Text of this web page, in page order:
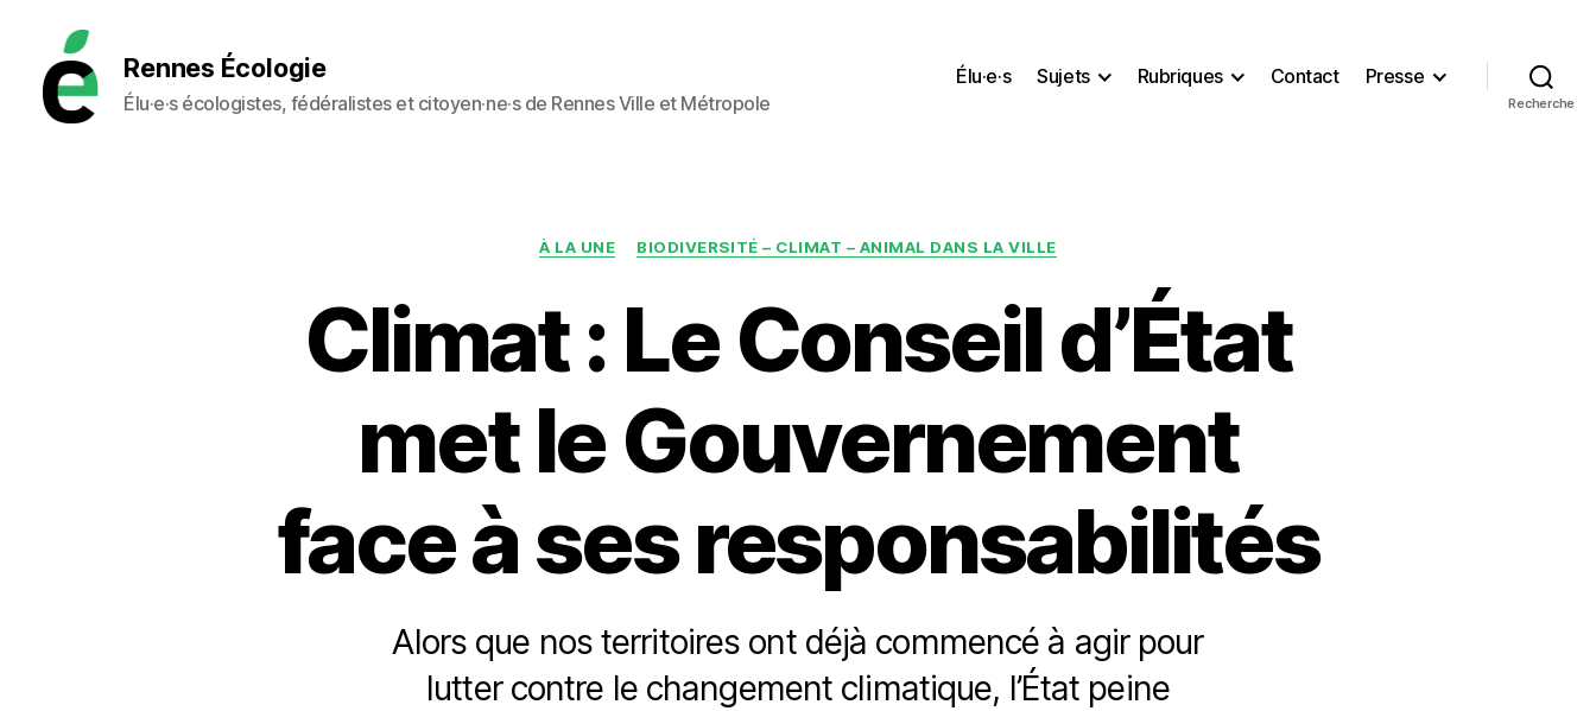
Rennes Écologie
Élu·e·s écologistes, fédéralistes et citoyen·ne·s de Rennes Ville et Métropole
Élu·e·s Sujets Rubriques Contact Presse
Recherche
Catégories
À LA UNE BIODIVERSITÉ – CLIMAT – ANIMAL DANS LA VILLE
Climat : Le Conseil d’État
met le Gouvernement
face à ses responsabilités
Alors que nos territoires ont déjà commencé à agir pour
lutter contre le changement climatique, l’État peine